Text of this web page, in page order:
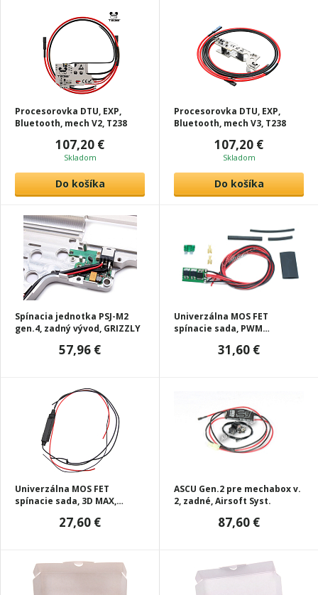
Procesorovka DTU, EXP,
Bluetooth, mech V2, T238
107,20 €
Skladom
Do košíka
Procesorovka DTU, EXP,
Bluetooth, mech V3, T238
107,20 €
Skladom
Do košíka
Spínacia jednotka PSJ-M2
gen.4, zadný vývod, GRIZZLY
57,96 €
Univerzálna MOS FET
spínacie sada, PWM
31,60 €
Univerzálna MOS FET
spínacie sada, 3D MAX,
27,60 €
ASCU Gen.2 pre mechabox v.
2, zadné, Airsoft Syst.
87,60 €